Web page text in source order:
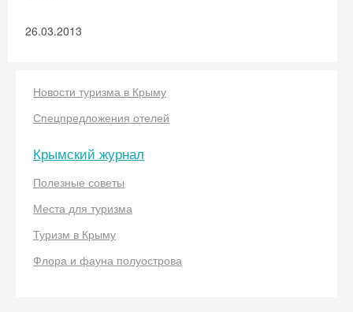
26.03.2013
Новости туризма в Крыму
Спецпредложения отелей
Крымский журнал
Полезные советы
Места для туризма
Туризм в Крыму
Флора и фауна полуострова
Скидка −5%
Хочешь дешевле? Оставь почту и получи
промокод на первое бронирование!